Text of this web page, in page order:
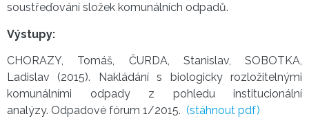
soustřeďování složek komunálních odpadů.
Výstupy:
CHORAZY, Tomáš, ČURDA, Stanislav, SOBOTKA,
Ladislav (2015). Nakládání s biologicky rozložitelnými
komunálními odpady z pohledu institucionální
analýzy. Odpadové fórum 1/2015. (stáhnout pdf)